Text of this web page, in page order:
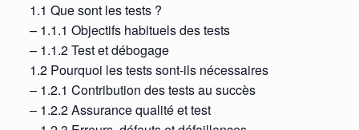
1.1 Que sont les tests ?
– 1.1.1 Objectifs habituels des tests
– 1.1.2 Test et débogage
1.2 Pourquoi les tests sont-ils nécessaires
– 1.2.1 Contribution des tests au succès
– 1.2.2 Assurance qualité et test